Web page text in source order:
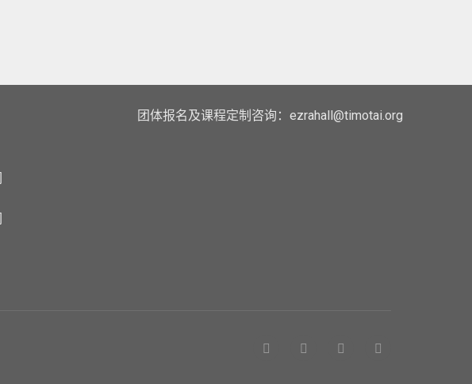
团体报名及课程定制咨询：ezrahall@timotai.org